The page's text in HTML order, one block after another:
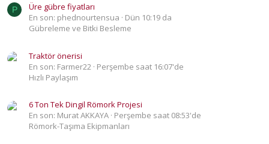
P
Üre gübre fiyatları
En son: phednourtensua
Dün 10:19 da
Gübreleme ve Bitki Besleme
Traktör önerisi
En son: Farmer22 Perşembe saat 16:07'de
Hızlı Paylaşım
6 Ton Tek Dingil Römork Projesi
En son: Murat AKKAYA Perşembe saat 08:53'de
Römork-Taşıma Ekipmanları